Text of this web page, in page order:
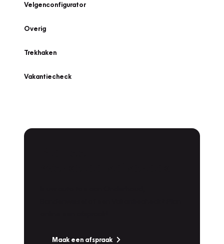
Velgenconfigurator
Overig
Trekhaken
Vakantiecheck
Maak een afspraak